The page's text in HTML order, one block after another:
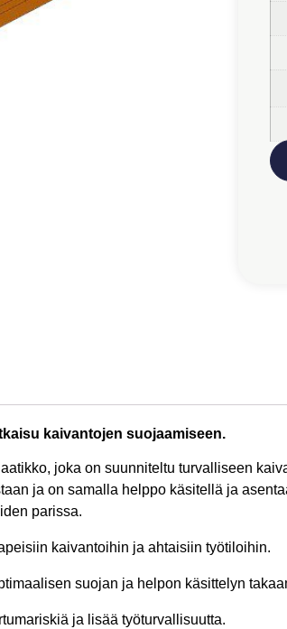
kaivantojen suojaamiseen.
joka on suunniteltu turvalliseen
ja on samalla helppo käsitellä ja
parissa.
kaivantoihin ja ahtaisiin työtiloihin.
suojan ja helpon käsittelyn
ja lisää työturvallisuutta.